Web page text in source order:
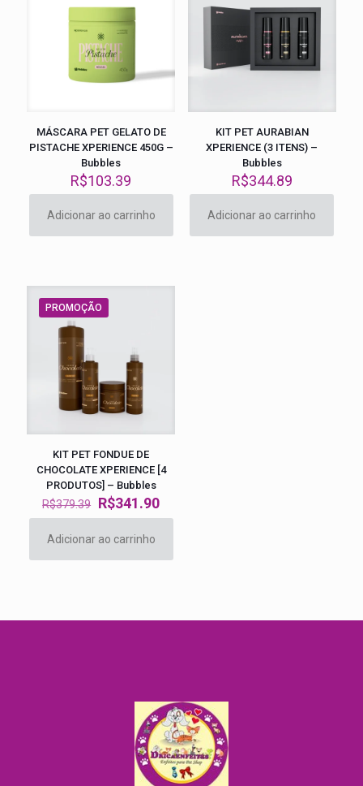
MÁSCARA PET GELATO DE
PISTACHE XPERIENCE 450G –
Bubbles
R$103.39
Adicionar ao carrinho
KIT PET AURABIAN
XPERIENCE (3 ITENS) –
Bubbles
R$344.89
Adicionar ao carrinho
PROMOÇÃO
KIT PET FONDUE DE
CHOCOLATE XPERIENCE [4
PRODUTOS] – Bubbles
R$379.39 O
preço
original
era:
R$379.39.
R$341.90O
preço
R$341.90.
Adicionar ao carrinho